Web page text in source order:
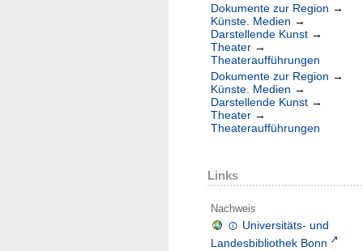
Dokumente zur Region →
Künste. Medien →
Darstellende Kunst →
Theater →
Theateraufführungen
Dokumente zur Region →
Künste. Medien →
Darstellende Kunst →
Theater →
Theateraufführungen
Links
Nachweis
Universitäts- und
Landesbibliothek Bonn